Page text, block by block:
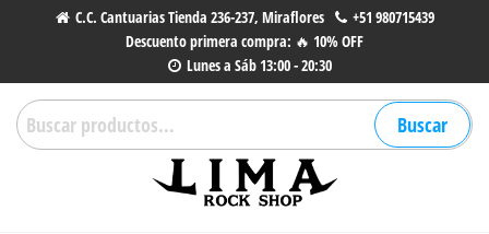
C.C. Cantuarias Tienda 236-237, Miraflores
+51 980715439
Descuento primera compra: 🔥 10% OFF
Lunes a Sáb 13:00 - 20:30
Buscar
por:
Buscar